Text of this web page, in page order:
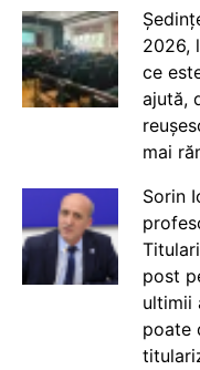
2026,
ce
ajută,
mai
Sorin
post
ultimii
poate